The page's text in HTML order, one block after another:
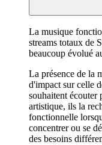
La musique
streams totaux de
beaucoup évolué
La présence de la
d'impact sur celle
souhaitent écouter
artistique, ils la
fonctionnelle
concentrer ou se
des besoins